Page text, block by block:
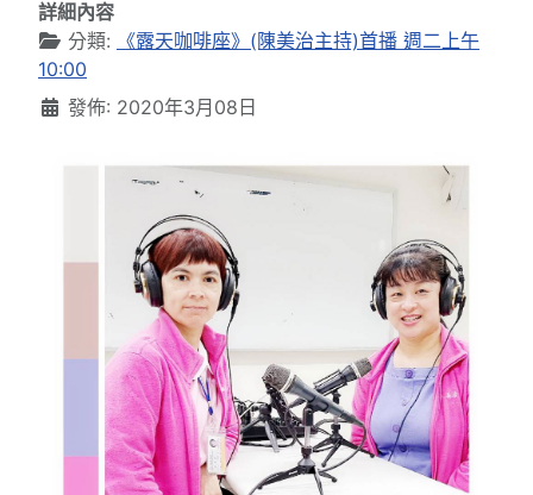
詳細內容
分類:
《露天咖啡座》(陳美治主持)首播 週二上午
10:00
發佈: 2020年3月08日